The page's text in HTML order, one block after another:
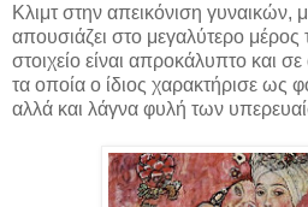
Κλιμτ στην απεικόνιση γυναικών,
απουσιάζει στο μεγαλύτερο
στοιχείο είναι απροκάλυπτο και
τα οποία ο ίδιος χαρακτήρισε ως
αλλά και λάγνα φυλή των